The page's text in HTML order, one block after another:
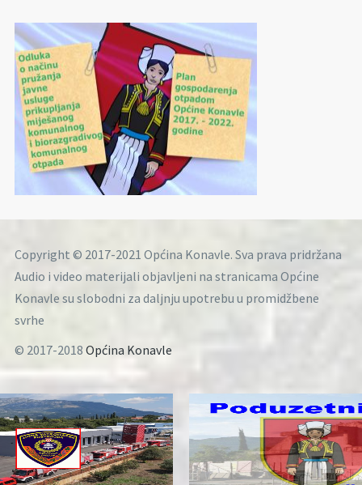
Copyright © 2017-2021 Općina Konavle. Sva prava pridržana
Audio i video materijali objavljeni na stranicama Općine
Konavle su slobodni za daljnju upotrebu u promidžbene
svrhe
© 2017-2018 Općina Konavle